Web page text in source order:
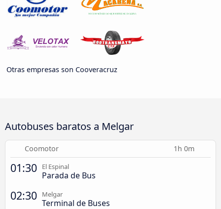
Otras empresas son Cooveracruz
Autobuses baratos a Melgar
Coomotor 1h 0m
01:30 El Espinal
Parada de Bus
02:30 Melgar
Terminal de Buses